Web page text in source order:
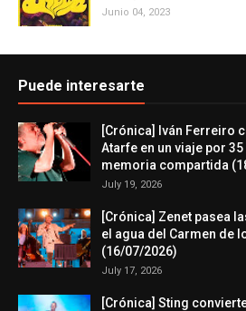
Junio 04, 2023
Puede interesarte
[Crónica] Iván Ferreiro
Atarfe en un viaje por
memoria compartida
July 19, 2026
[Crónica] Zenet pasea
el agua del Carmen de
(16/07/2026)
July 17, 2026
[Crónica] Sting